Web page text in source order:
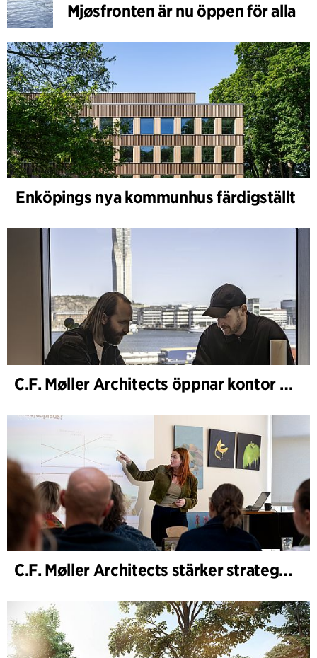
Mjøsfronten är nu öppen för alla
Enköpings nya kommunhus färdigställt
C.F. Møller Architects öppnar kontor i Göteborg
C.F. Møller Architects stärker strategisk rådgivning i tidiga skeden